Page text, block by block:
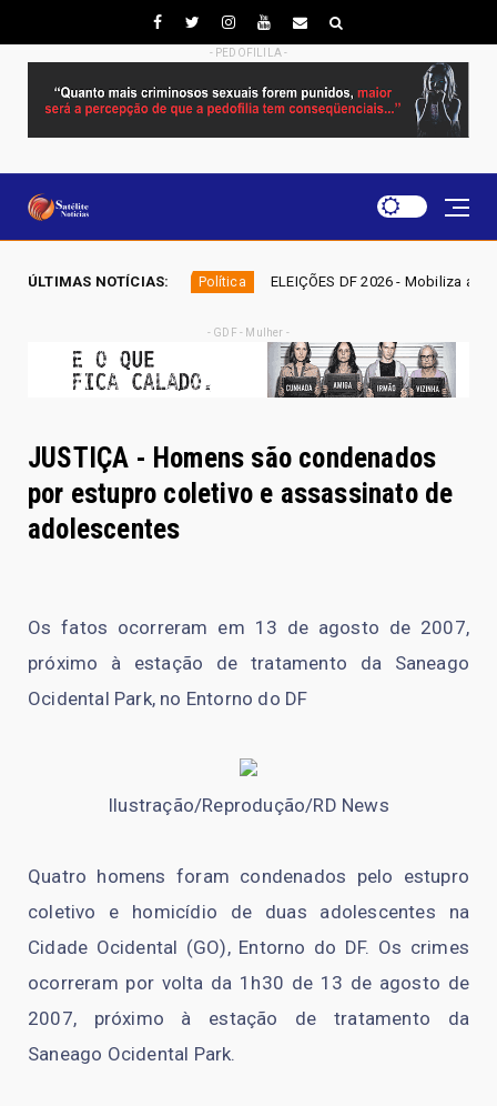
- PEDOFILILA -
ÚLTIMAS NOTÍCIAS:
Política ELEIÇÕES DF 2026 - Mobiliza aposta em nominata
- GDF - Mulher -
JUSTIÇA - Homens são condenados
por estupro coletivo e assassinato de
adolescentes
Os fatos ocorreram em 13 de agosto de 2007,
próximo à estação de tratamento da Saneago
Ocidental Park, no Entorno do DF
Ilustração/Reprodução/RD News
Quatro homens foram condenados pelo estupro
coletivo e homicídio de duas adolescentes na
Cidade Ocidental (GO), Entorno do DF. Os crimes
ocorreram por volta da 1h30 de 13 de agosto de
2007, próximo à estação de tratamento da
Saneago Ocidental Park.